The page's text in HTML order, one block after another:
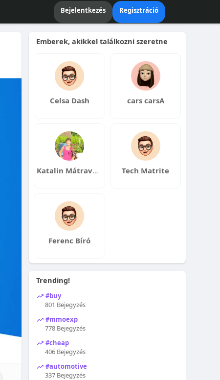
Bejelentkezés Regisztráció
Emberek, akikkel találkozni szeretne
Celsa Dash cars carsA
Katalin Mátravölgyi Tech Matrite
Ferenc Bíró
Trending!
#buy
801 Bejegyzés
#mmoexp
778 Bejegyzés
#cheap
406 Bejegyzés
#automotive
337 Bejegyzés